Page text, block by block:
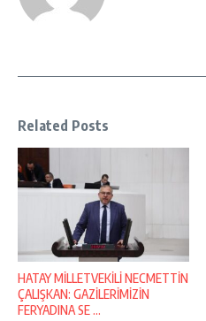
Related Posts
HATAY MİLLETVEKİLİ NECMETTİN
ÇALIŞKAN: GAZİLERİMİZİN
FERYADINA SE ...